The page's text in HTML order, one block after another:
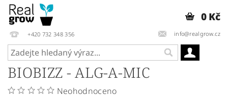
+420 732 348 356 info@realgrow.cz
0 Kč
BIOBIZZ - ALG-A-MIC
Neohodnoceno